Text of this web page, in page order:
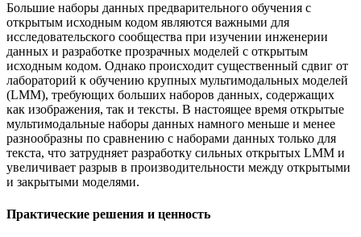
Большие наборы данных предварительного обучения с
открытым исходным кодом являются важными для
исследовательского сообщества при изучении инженерии
данных и разработке прозрачных моделей с открытым
исходным кодом. Однако происходит существенный сдвиг от
лабораторий к обучению крупных мультимодальных моделей
(LMM), требующих больших наборов данных, содержащих
как изображения, так и тексты. В настоящее время открытые
мультимодальные наборы данных намного меньше и менее
разнообразны по сравнению с наборами данных только для
текста, что затрудняет разработку сильных открытых LMM и
увеличивает разрыв в производительности между открытыми
и закрытыми моделями.
Практические решения и ценность